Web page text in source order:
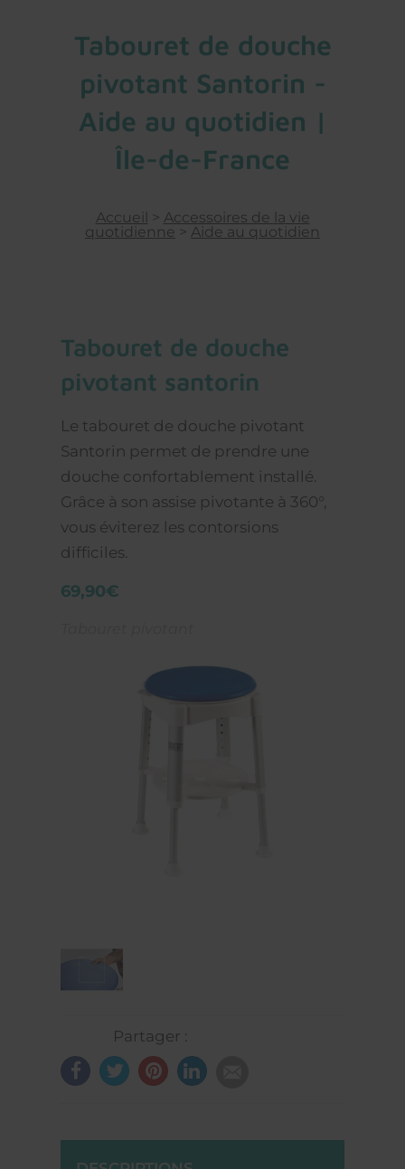
Tabouret de douche
pivotant Santorin -
Aide au quotidien |
Île-de-France
Accueil > Accessoires de la vie
quotidienne > Aide au quotidien
tabouret de douche
pivotant santorin
Le tabouret de douche pivotant
Santorin permet de prendre une
douche confortablement installé.
Grâce à son assise pivotante à 360°,
vous éviterez les contorsions
difficiles.
69,90€
Partager :